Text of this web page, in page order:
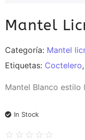
Mantel
Categoría: Mantel
Etiquetas: Coctelero,
Mantel Blanco estilo
In Stock
☆ ☆ ☆ ☆ ☆